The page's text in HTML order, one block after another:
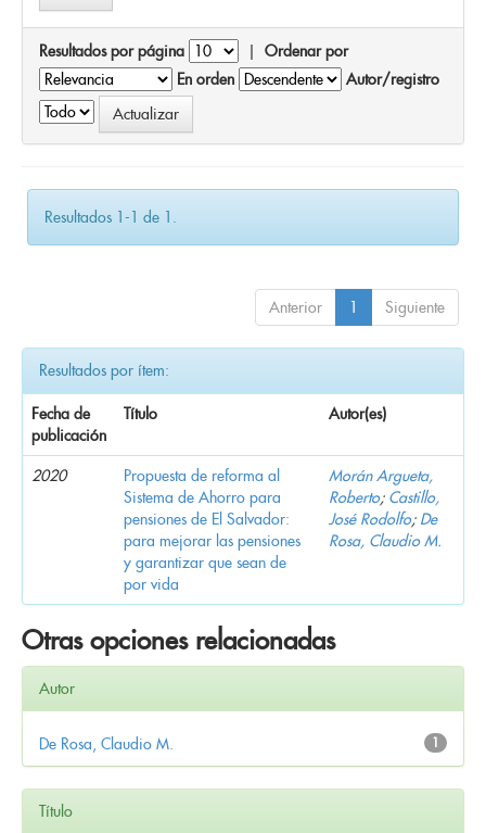
Resultados por página | Ordenar por
En orden
Autor/registro
Resultados 1-1 de 1.
Anterior 1 Siguiente
Resultados por ítem:
Fecha de
publicación
Título Autor(es)
2020
Propuesta de reforma al
Sistema de Ahorro para
pensiones de El Salvador:
para mejorar las pensiones
y garantizar que sean de
por vida
Morán Argueta,
Roberto; Castillo,
José Rodolfo; De
Rosa, Claudio M.
Otras opciones relacionadas
Autor
1
De Rosa, Claudio M.
Título